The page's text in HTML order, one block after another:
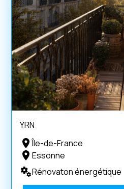
YRN
Île-de-France
Essonne
Rénovaton énergétique